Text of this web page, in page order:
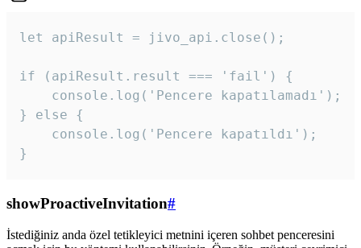
let apiResult = jivo_api.close();
if (apiResult.result === 'fail') {
    console.log('Pencere kapatılamadı');
} else {
    console.log('Pencere kapatıldı');
}
showProactiveInvitation#
İstediğiniz anda özel tetikleyici metnini içeren sohbet penceresini